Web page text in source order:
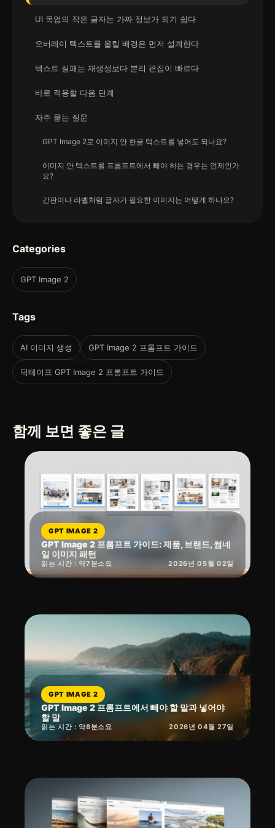
UI 목업의 작은 글자는 가짜 정보가 되기 쉽다
오버레이 텍스트를 올릴 배경은 먼저 설계한다
텍스트 실패는 재생성보다 분리 편집이 빠르다
바로 적용할 다음 단계
자주 묻는 질문
GPT Image 2로 이미지 안 한글 텍스트를 넣어도 되나요?
이미지 안 텍스트를 프롬프트에서 빼야 하는 경우는 언제인가
요?
간판이나 라벨처럼 글자가 필요한 이미지는 어떻게 하나요?
Categories
GPT Image 2
Tags
AI 이미지 생성 GPT Image 2 프롬프트 가이드
덕테이프 GPT Image 2 프롬프트 가이드
함께 보면 좋은 글
GPT IMAGE 2
GPT Image 2 프롬프트 가이드: 제품, 브랜드, 썸네
일 이미지 패턴
읽는 시간 : 약7 분소요 2026년 05월 02일
GPT IMAGE 2
GPT Image 2 프롬프트에서 빼야 할 말과 넣어야
할 말
읽는 시간 : 약8분소요 2026년 04월 27일